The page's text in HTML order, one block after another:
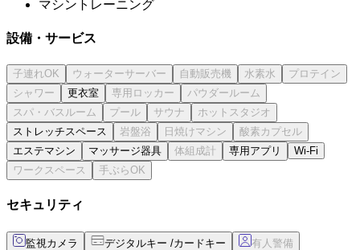
マシントレーニング
設備・サービス
更衣室
ストレッチスペース
エステマシン
マッサージ器具 専用アプリ Wi-Fi
セキュリティ
監視カメラ デジタルキー /カードキー